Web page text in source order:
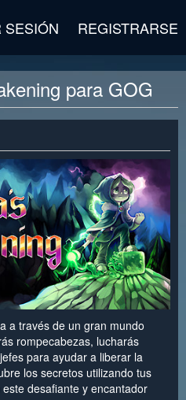
SESIÓN REGISTRARSE
para GOG
a través de un gran mundo
rompecabezas, lucharás
para ayudar a liberar la
los secretos utilizando tus
desafiante y encantador